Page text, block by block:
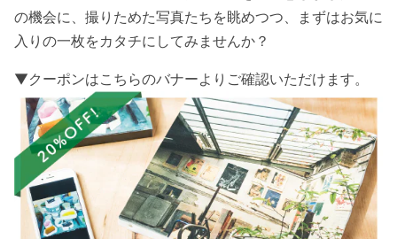
の機会に、撮りためた写真たちを眺めつつ、まずはお気に
入りの一枚をカタチにしてみませんか？
▼クーポンはこちらのバナーよりご確認いただけます。